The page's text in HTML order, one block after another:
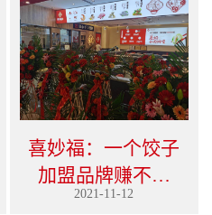
喜妙福：一个饺子
加盟品牌赚不赚
钱，要看这七点！
2021-11-12